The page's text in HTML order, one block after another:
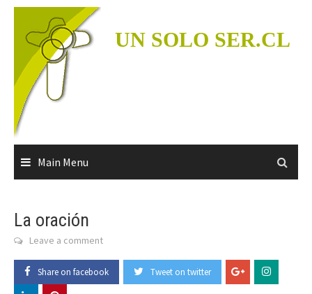
Skip
content
UN SOLO SER.CL
Main Menu
La oración
Leave a comment
Share on facebook Tweet on twitter